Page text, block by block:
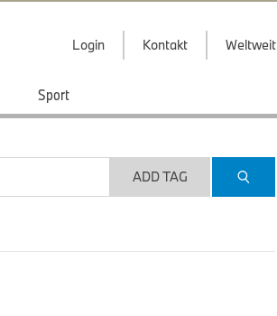
Login Kontakt Weltweit
Sport
ADD TAG